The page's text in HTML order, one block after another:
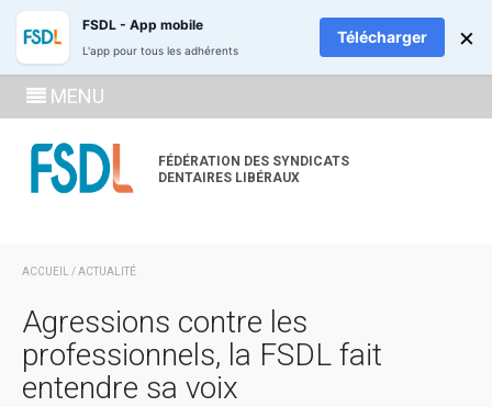
FÉDÉRATION DES SYNDICATS
DENTAIRES LIBÉRAUX
ADHÉREZ
MENU
ACCUEIL /ACTUALITÉ
Agressions contre les
professionnels, la FSDL fait
entendre sa voix
FSDL - App mobile
L'app pour tous les adhérents
Télécharger ×